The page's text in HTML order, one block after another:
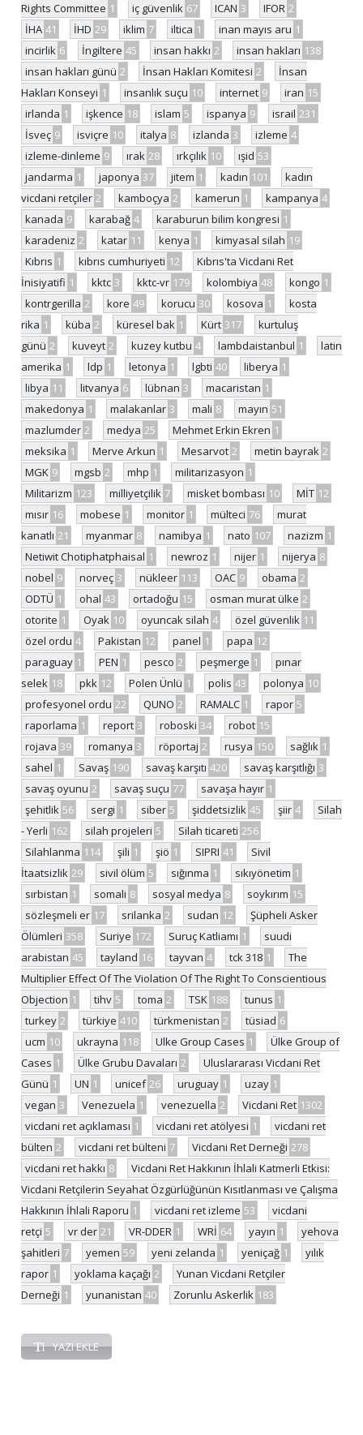
Rights Committee 1 iç güvenlik 67 ICAN 3 IFOR 2
İHA 41 İHD 29 iklim 7 iltica 1 inan mayıs aru 1
incirlik 6 İngiltere 45 insan hakkı 2 insan hakları 138
insan hakları günü 2 İnsan Hakları Komitesi 2
İnsan
Hakları Konseyi 1 insanlık suçu 10 internet 9 iran 15
irlanda 1 işkence 18 islam 5 ispanya 9 israil 231
İsveç 9 isviçre 10 italya 8 izlanda 3 izleme 4
izleme-dinleme 9 ırak 28 ırkçılık 10 ışid 53
jandarma 1 japonya 37 jitem 1 kadın 101
kadın
vicdani retçiler 2 kamboçya 2 kamerun 1 kampanya 4
kanada 9 karabağ 4 karaburun bilim kongresi 1
karadeniz 2 katar 11 kenya 1 kimyasal silah 19
Kıbrıs 1 kıbrıs cumhuriyeti 12
Kıbrıs'ta Vicdani Ret
İnisiyatifi 1 kktc 3 kktc-vr 179 kolombiya 48 kongo 1
kontrgerilla 2 kore 49 korucu 30 kosova 1
kosta
rika 1 küba 2 küresel bak 1 Kürt 317
kurtuluş
günü 2 kuveyt 2 kuzey kutbu 4 lambdaistanbul 1
latin
amerika 1 ldp 1 letonya 1 lgbti 40 liberya 1
libya 11 litvanya 6 lübnan 3 macaristan 1
makedonya 1 malakanlar 3 mali 8 mayın 51
mazlumder 2 medya 25 Mehmet Erkin Ekren 1
meksika 1 Merve Arkun 1 Mesarvot 2 metin bayrak 2
MGK 9 mgsb 2 mhp 1 militarizasyon 1
Militarizm 123 milliyetçilik 7 misket bombası 10 MİT 12
mısır 16 mobese 1 monitor 1 mülteci 76
murat
kanatlı 21 myanmar 8 namibya 1 nato 107 nazizm 1
Netiwit Chotiphatphaisal 1 newroz 1 nijer 1 nijerya 8
nobel 9 norveç 3 nükleer 113 OAC 9 obama 2
ODTÜ 1 ohal 43 ortadoğu 15 osman murat ülke 2
otorite 1 Oyak 10 oyuncak silah 4 özel güvenlik 11
özel ordu 4 Pakistan 12 panel 1 papa 12
paraguay 1 PEN 1 pesco 2 peşmerge 1
pınar
selek 18 pkk 12 Polen Ünlü 1 polis 43 polonya 10
profesyonel ordu 22 QUNO 2 RAMALC 1 rapor 5
raporlama 1 report 3 roboski 34 robot 15
rojava 39 romanya 3 röportaj 2 rusya 150 sağlık 1
sahel 1 Savaş 190 savaş karşıtı 420 savaş karşıtlığı 3
savaş oyunu 2 savaş suçu 77 savaşa hayır 1
şehitlik 56 sergi 1 siber 5 şiddetsizlik 45 şiir 4
Silah
- Yerli 162 silah projeleri 5 Silah ticareti 256
Silahlanma 114 şili 1 şiö 1 SIPRI 41
Sivil
İtaatsizlik 29 sivil ölüm 5 sığınma 1 sıkıyönetim 1
sırbistan 1 somali 8 sosyal medya 8 soykırım 15
sözleşmeli er 17 srilanka 2 sudan 12
Şüpheli Asker
Ölümleri 358 Suriye 172 Suruç Katliamı 1
suudi
arabistan 45 tayland 16 tayvan 4 tck 318 1
The
Multiplier Effect Of The Violation Of The Right To Conscientious
Objection 1 tihv 5 toma 2 TSK 188 tunus 1
turkey 2 türkiye 410 türkmenistan 2 tüsiad 6
ucm 10 ukrayna 118 Ulke Group Cases 1
Ülke Group of
Cases 1 Ülke Grubu Davaları 2
Uluslararası Vicdani Ret
Günü 1 UN 1 unicef 26 uruguay 1 uzay 1
vegan 3 Venezuela 1 venezuella 2 Vicdani Ret 1302
vicdani ret açıklaması 1 vicdani ret atölyesi 1
vicdani ret
bülten 2 vicdani ret bülteni 7 Vicdani Ret Derneği 278
vicdani ret hakkı 8
Vicdani Ret Hakkının İhlali Katmerli Etkisi:
Vicdani Retçilerin Seyahat Özgürlüğünün Kısıtlanması ve Çalışma
Hakkının İhlali Raporu 1 vicdani ret izleme 53
vicdani
retçi 5 vr der 21 VR-DDER 1 WRİ 64 yayın 1
yehova
şahitleri 7 yemen 59 yeni zelanda 1 yeniçağ 1
yılık
rapor 1 yoklama kaçağı 2
Yunan Vicdani Retçiler
Derneği 1 yunanistan 40 Zorunlu Askerlik 183
YAZI EKLE